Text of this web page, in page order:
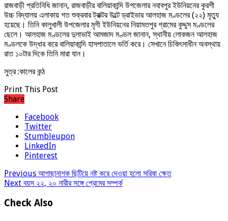
রাজবাড়ী প্রতিনিধি জানান, রাজবাড়ীর বালিয়াকান্দি উপজেলার নবাবপুর ইউনিয়নের কুরশী
উচ্চ বিদ্যালয় এলাকায় গত শুক্রবার ট্রাক্টর উল্টে ড্রাইভার আলহাজ মণ্ডলের (২২) মৃত্যু
হয়েছে। তিনি কালুখালী উপজেলার মৃগী ইউনিয়নের নিয়ামতপুর গ্রামের কুদ্দুস মণ্ডলের
ছেলে। আলহাজ মণ্ডলের দুলাভাই আমজাদ মণ্ডল জানান, স্থানীয় লোকজন আলহাজ
মণ্ডলকে উদ্ধার করে বালিয়াকান্দি হাসপাতালে ভর্তি করে। সেখানে চিকিৎসাধীন অবস্থায়
রাত ১০টার দিকে তিনি মারা যান।
সুত্র :কালের কন্ঠ
Print This Post
Share
Facebook
Twitter
Stumbleupon
LinkedIn
Pinterest
Previous আগাছানাশক ছিটিয়ে নষ্ট করে দেওয়া হলো সরিষা ক্ষেত
Next বয়স ২২, ২০ নারীর সঙ্গে প্রেমের সম্পর্ক
Check Also